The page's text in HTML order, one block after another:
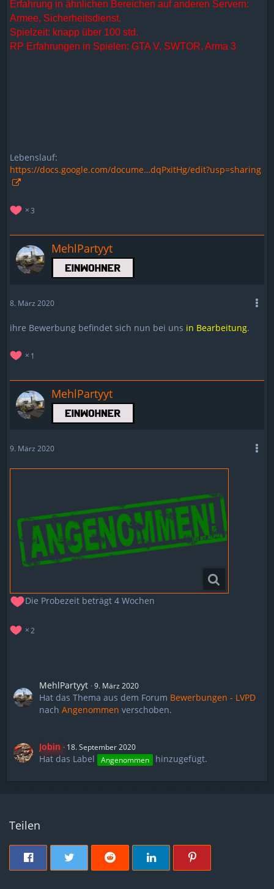
Erfahrung in ähnlichen Bereichen auf anderen Servern:
Armee, Sicherheitsdienst.
Spielzeit: knapp über 100 std.
RP Erfahrungen in Spielen: GTA V, SWTOR, Arma 3
Lebenslauf:
https://docs.google.com/docume…dqPxitHg/edit?usp=sharing
3
MehlPartyyt
8. März 2020
ihre Bewerbung befindet sich nun bei uns in Bearbeitung.
1
MehlPartyyt
9. März 2020
Die Probezeit beträgt 4 Wochen
2
MehlPartyyt 9. März 2020
Hat das Thema aus dem Forum Bewerbungen - LVPD
nachAngenommen verschoben.
Jobin 18. September 2020
Hat das Label Angenommen hinzugefügt.
Teilen